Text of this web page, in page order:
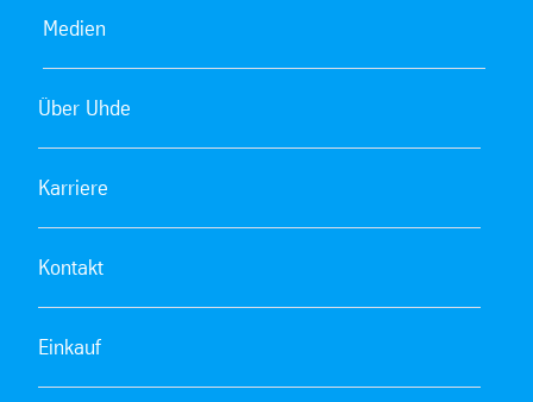
Medien
Über Uhde
Karriere
Kontakt
Einkauf